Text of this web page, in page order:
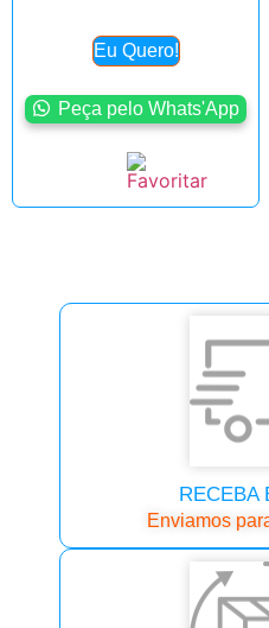
Eu Quero!
Peça pelo Whats'App
RECEBA
Enviamos